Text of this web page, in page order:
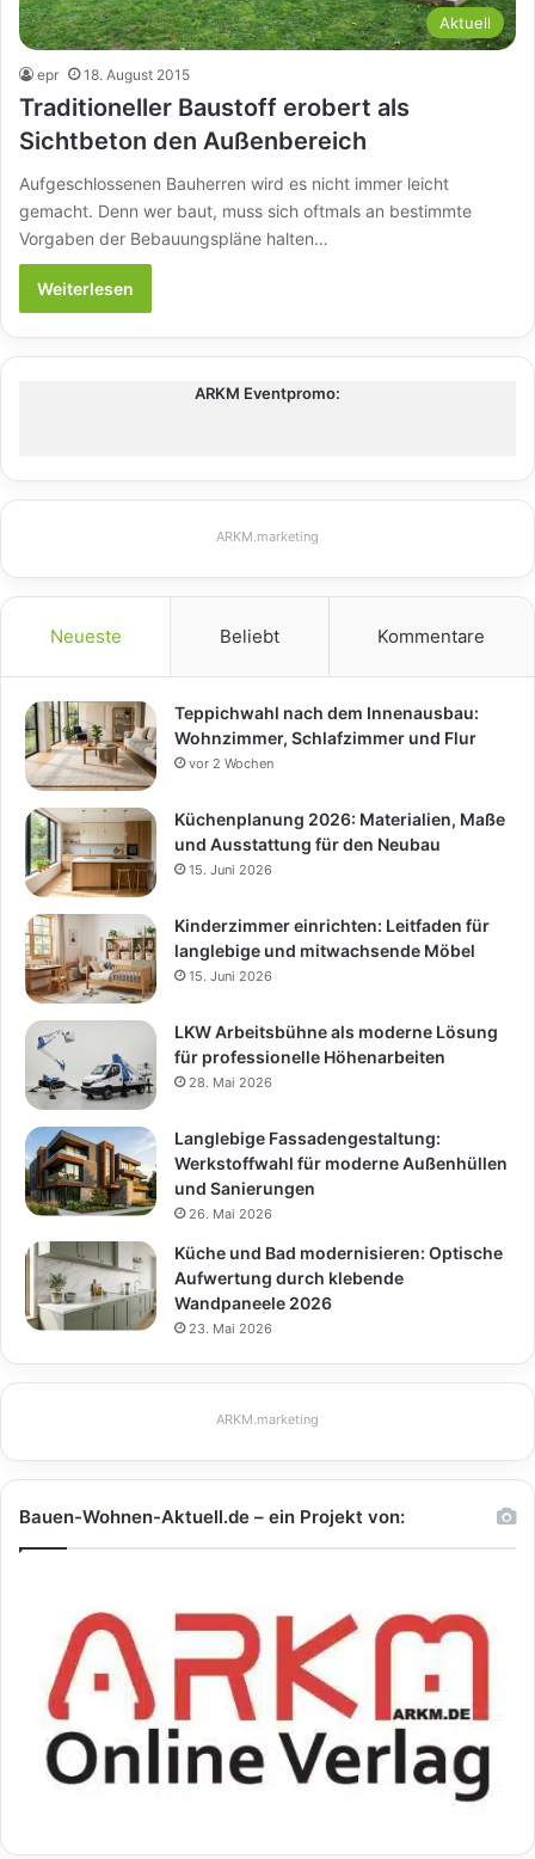
Aktuell
epr 18. August 2015
Traditioneller Baustoff erobert als
Sichtbeton den Außenbereich
Aufgeschlossenen Bauherren wird es nicht immer leicht
gemacht. Denn wer baut, muss sich oftmals an bestimmte
Vorgaben der Bebauungspläne halten…
Weiterlesen
ARKM Eventpromo:
ARKM.marketing
Neueste Beliebt Kommentare
Teppichwahl nach dem Innenausbau:
Wohnzimmer, Schlafzimmer und Flur
vor 2 Wochen
Küchenplanung 2026: Materialien, Maße
und Ausstattung für den Neubau
15. Juni 2026
Kinderzimmer einrichten: Leitfaden für
langlebige und mitwachsende Möbel
15. Juni 2026
LKW Arbeitsbühne als moderne Lösung
für professionelle Höhenarbeiten
28. Mai 2026
Langlebige Fassadengestaltung:
Werkstoffwahl für moderne Außenhüllen
und Sanierungen
26. Mai 2026
Küche und Bad modernisieren: Optische
Aufwertung durch klebende
Wandpaneele 2026
23. Mai 2026
ARKM.marketing
Bauen-Wohnen-Aktuell.de – ein Projekt von: